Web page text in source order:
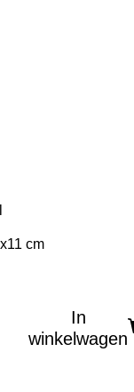
In
winkelwagen